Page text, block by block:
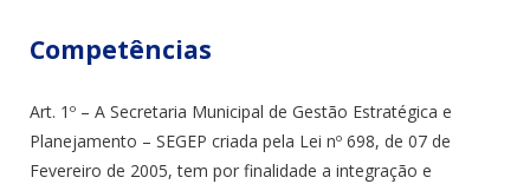
Competências
Art. 1º – A Secretaria Municipal de Gestão Estratégica e
Planejamento – SEGEP criada pela Lei nº 698, de 07 de
Fevereiro de 2005, tem por finalidade a integração e